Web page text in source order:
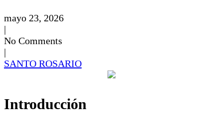
mayo 23, 2026
|
No Comments
|
SANTO ROSARIO
Introducción